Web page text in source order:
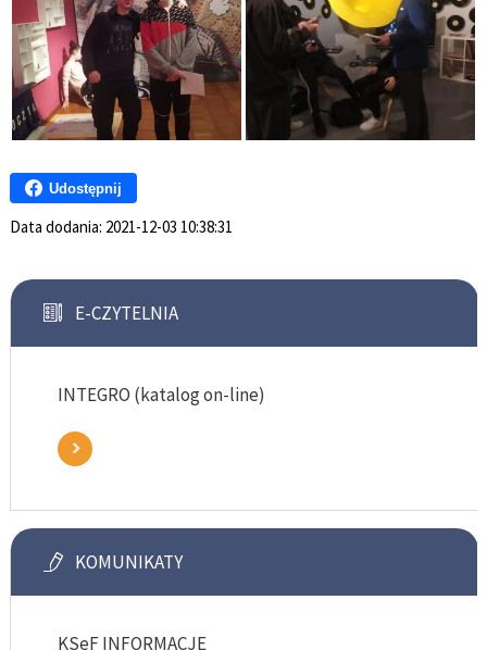
Udostępnij
Data dodania: 2021-12-03 10:38:31
E-CZYTELNIA
INTEGRO (katalog on-line)
KOMUNIKATY
KSeF INFORMACJE